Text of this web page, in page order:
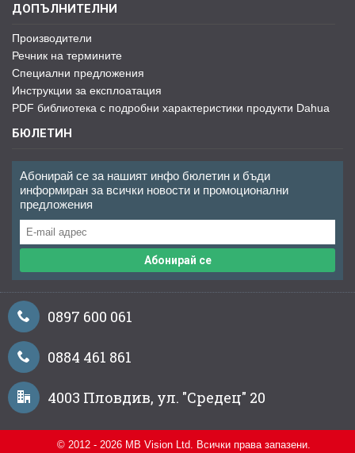
ДОПЪЛНИТЕЛНИ
Производители
Речник на термините
Специални предложения
Инструкции за експлоатация
PDF библиотека с подробни характеристики продукти Dahua
БЮЛЕТИН
Абонирай се за нашият инфо бюлетин и бъди
информиран за всички новости и промоционални
предложения
Абонирай се
0897 600 061
0884 461 861
4003 Пловдив, ул. "Средец" 20
© 2012 - 2026 MB Vision Ltd. Всички права запазени.